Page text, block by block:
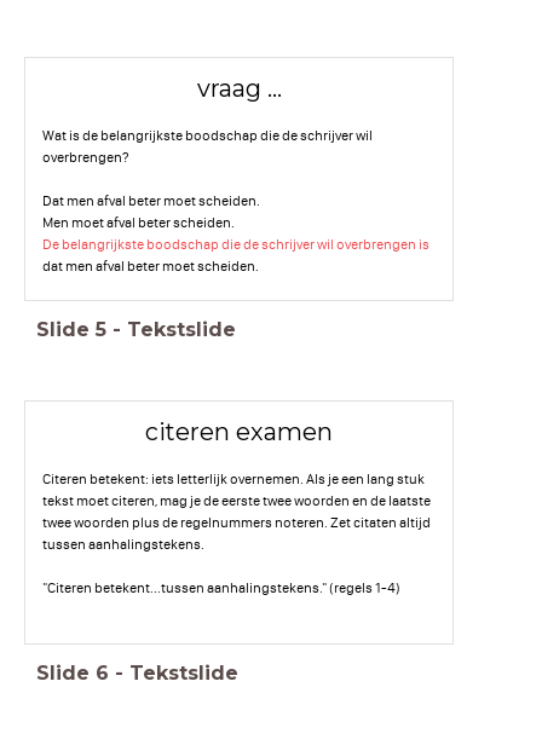
vraag ...
Wat is de belangrijkste boodschap die de schrijver wil
overbrengen?
Dat men afval beter moet scheiden.
Men moet afval beter scheiden.
De belangrijkste boodschap die de schrijver wil overbrengen is
dat men afval beter moet scheiden.
Slide 5 - Tekstslide
citeren examen
Citeren betekent: iets letterlijk overnemen. Als je een lang stuk
tekst moet citeren, mag je de eerste twee woorden en de laatste
twee woorden plus de regelnummers noteren. Zet citaten altijd
tussen aanhalingstekens.
"Citeren betekent...tussen aanhalingstekens." (regels 1-4)
Slide 6 - Tekstslide